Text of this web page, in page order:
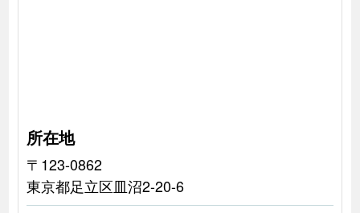
所在地
〒123-0862
東京都足立区皿沼2-20-6